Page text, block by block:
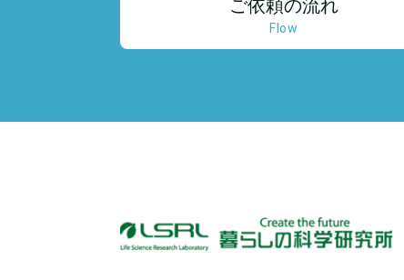
ご依頼の流れ
Flow